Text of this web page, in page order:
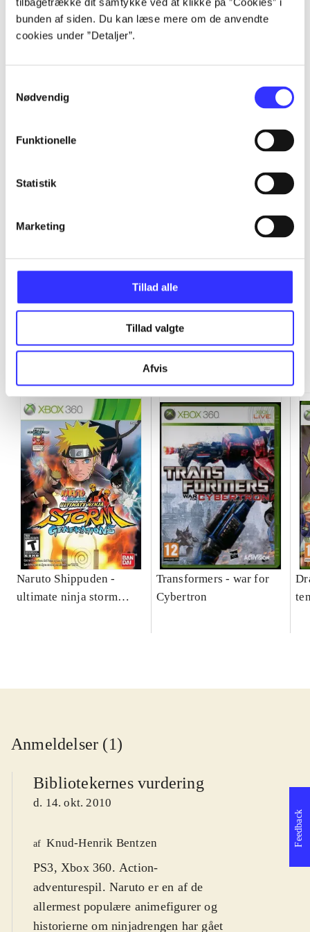
bunden af siden. Du kan læse mere om de anvendte
cookies under ”Detaljer”.
Nødvendig
Funktionelle
Statistik
Marketing
Tillad alle
Tillad valgte
Afvis
Artikler
Alle registrerede artikler fordelt på udgivelser
Minder om
Naruto Shippuden -
ultimate ninja storm
Transformers - war for
Cybertron
Anmeldelser (1)
Bibliotekernes vurdering
d. 14. okt. 2010
af Knud-Henrik Bentzen
PS3, Xbox 360. Action-
adventurespil. Naruto er en af de
allermest populære animefigurer og
historierne om ninjadrengen har gået
Feedback